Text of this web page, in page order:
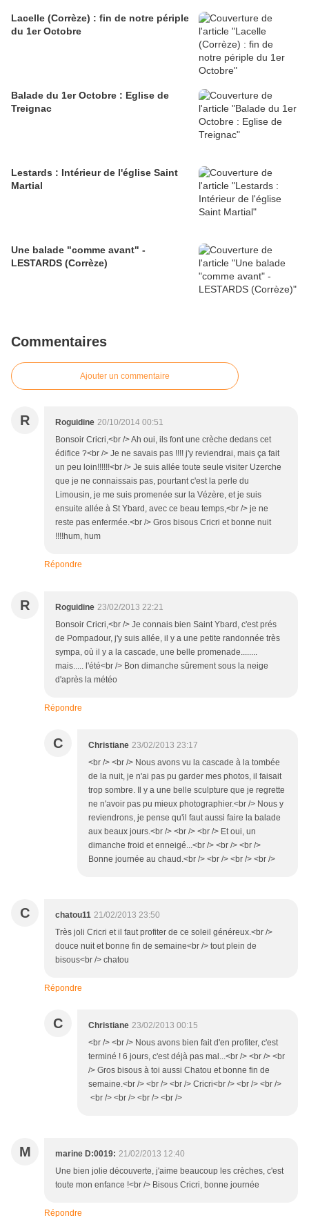
Lacelle (Corrèze) : fin de notre périple
du 1er Octobre
Balade du 1er Octobre : Eglise de
Treignac
Lestards : Intérieur de l'église Saint
Martial
Une balade "comme avant" -
LESTARDS (Corrèze)
Commentaires
Ajouter un commentaire
R Roguidine 20/10/2014 00:51
Bonsoir Cricri,<br /> Ah oui, ils font une crèche dedans cet
édifice ?<br /> Je ne savais pas !!!! j'y reviendrai, mais ça fait
un peu loin!!!!!!<br /> Je suis allée toute seule visiter Uzerche
que je ne connaissais pas, pourtant c'est la perle du
Limousin, je me suis promenée sur la Vézère, et je suis
ensuite allée à St Ybard, avec ce beau temps,<br /> je ne
reste pas enfermée.<br /> Gros bisous Cricri et bonne nuit
!!!!hum, hum
Répondre
R Roguidine 23/02/2013 22:21
Bonsoir Cricri,<br /> Je connais bien Saint Ybard, c'est prés
de Pompadour, j'y suis allée, il y a une petite randonnée très
sympa, où il y a la cascade, une belle promenade........
mais..... l'été<br /> Bon dimanche sûrement sous la neige
d'après la météo
Répondre
C Christiane 23/02/2013 23:17
<br /> <br /> Nous avons vu la cascade à la tombée
de la nuit, je n'ai pas pu garder mes photos, il faisait
trop sombre. Il y a une belle sculpture que je regrette
ne n'avoir pas pu mieux photographier.<br /> Nous y
reviendrons, je pense qu'il faut aussi faire la balade
aux beaux jours.<br /> <br /> <br /> Et oui, un
dimanche froid et enneigé...<br /> <br /> <br />
Bonne journée au chaud.<br /> <br /> <br /> <br />
C chatou11 21/02/2013 23:50
Très joli Cricri et il faut profiter de ce soleil généreux.<br />
douce nuit et bonne fin de semaine<br /> tout plein de
bisous<br /> chatou
Répondre
C Christiane 23/02/2013 00:15
<br /> <br /> Nous avons bien fait d'en profiter, c'est
terminé ! 6 jours, c'est déjà pas mal...<br /> <br /> <br
/> Gros bisous à toi aussi Chatou et bonne fin de
semaine.<br /> <br /> <br /> Cricri<br /> <br /> <br />
<br /> <br /> <br /> <br />
M marine D:0019: 21/02/2013 12:40
Une bien jolie découverte, j'aime beaucoup les crèches, c'est
toute mon enfance !<br /> Bisous Cricri, bonne journée
Répondre